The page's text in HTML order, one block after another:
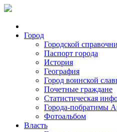
Город
Городской
Паспорт города
История
География
Город воинской
Почетные граждане
Статистическая
Города-побратимы
Фотоальбом
Власть